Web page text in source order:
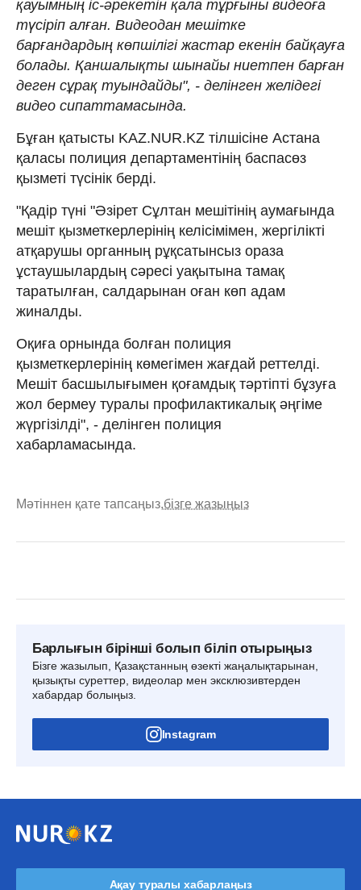
қауымның іс-әрекетін қала тұрғыны видеоға
түсіріп алған. Видеодан мешітке
барғандардың көпшілігі жастар екенін байқауға
болады. Қаншалықты шынайы ниетпен барған
деген сұрақ туындайды", - делінген желідегі
видео сипаттамасында.
Бұған қатысты KAZ.NUR.KZ тілшісіне Астана
қаласы полиция департаментінің баспасөз
қызметі түсінік берді.
"Қадір түні "Әзірет Сұлтан мешітінің аумағында
мешіт қызметкерлерінің келісімімен, жергілікті
атқарушы органның рұқсатынсыз ораза
ұстаушылардың сәресі уақытына тамақ
таратылған, салдарынан оған көп адам
жиналды.
Оқиға орнында болған полиция
қызметкерлерінің көмегімен жағдай реттелді.
Мешіт басшылығымен қоғамдық тәртіпті бұзуға
жол бермеу туралы профилактикалық әңгіме
жүргізілді", - делінген полиция
хабарламасында.
Мәтіннен қате тапсаңыз,бізге жазыңыз
Барлығын бірінші болып біліп отырыңыз
Бізге жазылып, Қазақстанның өзекті жаңалықтарынан,
қызықты суреттер, видеолар мен эксклюзивтерден
хабардар болыңыз.
Instagram
Ақау туралы хабарлаңыз